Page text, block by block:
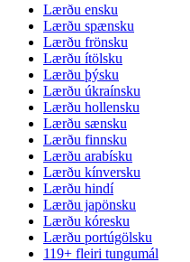
Lærðu ensku
Lærðu spænsku
Lærðu frönsku
Lærðu ítölsku
Lærðu þýsku
Lærðu úkraínsku
Lærðu hollensku
Lærðu sænsku
Lærðu finnsku
Lærðu arabísku
Lærðu kínversku
Lærðu hindí
Lærðu japönsku
Lærðu kóresku
Lærðu portúgölsku
119+ fleiri tungumál